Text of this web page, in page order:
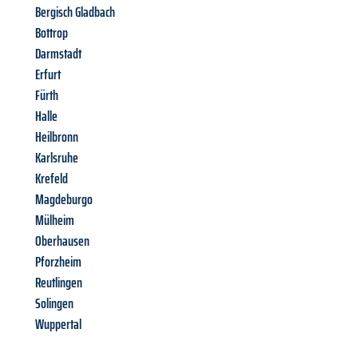
Bergisch Gladbach
Bottrop
Darmstadt
Erfurt
Fürth
Halle
Heilbronn
Karlsruhe
Krefeld
Magdeburgo
Mülheim
Oberhausen
Pforzheim
Reutlingen
Solingen
Wuppertal